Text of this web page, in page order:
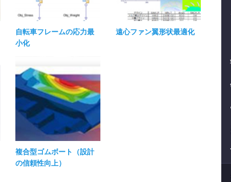
自転車フレームの応力最
小化​
遠心ファン翼形状最適化​
複合型ゴムボート（設計
の信頼性向上）​